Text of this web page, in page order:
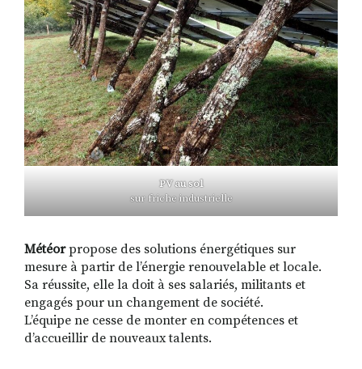
PV au sol
sur friche industrielle
Météorpropose des solutions énergétiques sur
mesure à partir de l’énergie renouvelable et locale.
Sa réussite, elle la doit à ses salariés, militants et
engagés pour un changement de société.
L’équipe ne cesse de monter en compétences et
d’accueillir de nouveaux talents.